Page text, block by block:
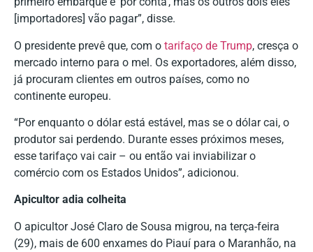
[importadores] vão pagar”, disse.
O presidente prevê que, com o tarifaço de Trump, cresça o
mercado interno para o mel. Os exportadores, além disso,
já procuram clientes em outros países, como no
continente europeu.
“Por enquanto o dólar está estável, mas se o dólar cai, o
produtor sai perdendo. Durante esses próximos meses,
esse tarifaço vai cair – ou então vai inviabilizar o
comércio com os Estados Unidos”, adicionou.
Apicultor adia colheita
O apicultor José Claro de Sousa migrou, na terça-feira
(29), mais de 600 enxames do Piauí para o Maranhão, na